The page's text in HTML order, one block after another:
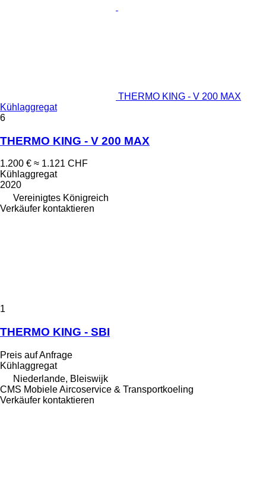
THERMO KING - V 200 MAX
Kühlaggregat
6
THERMO KING - V 200 MAX
1.200 € ≈ 1.121 CHF
Kühlaggregat
2020
Vereinigtes Königreich
Verkäufer kontaktieren
1
THERMO KING - SBI
Preis auf Anfrage
Kühlaggregat
Niederlande, Bleiswijk
CMS Mobiele Aircoservice & Transportkoeling
Verkäufer kontaktieren